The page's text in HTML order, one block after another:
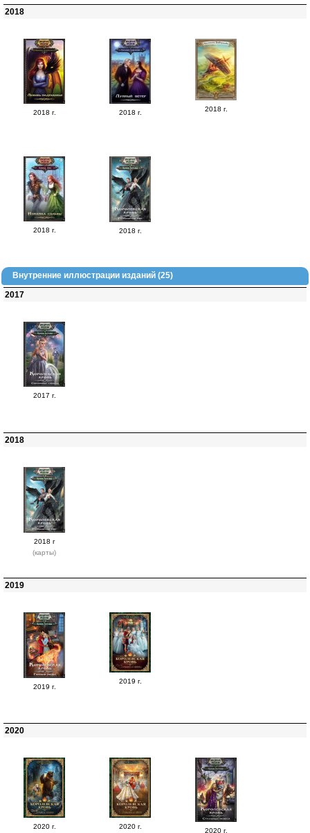
2018
2018 г. 2018 г. 2018 г.
2018 г. 2018 г.
Внутренние иллюстрации изданий (25)
2017
2017 г.
2018
2018 г
(карты)
2019
2019 г.
2019 г.
2020
2020 г. 2020 г.
2020 г.